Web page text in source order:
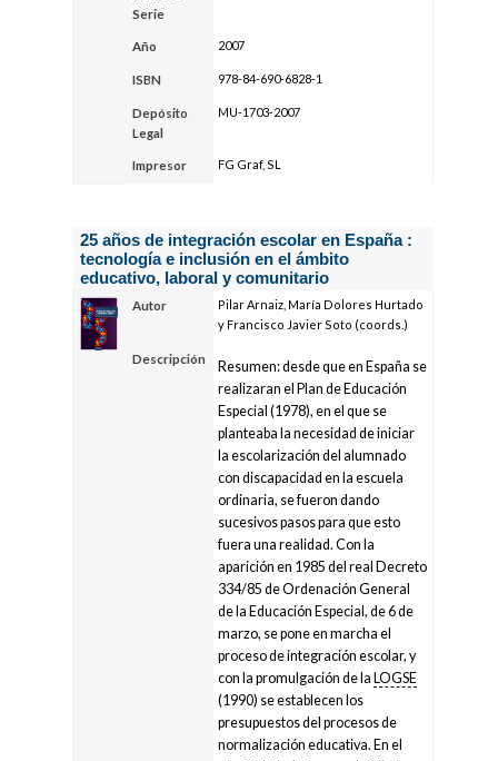
Serie
Año 2007
ISBN 978-84-690-6828-1
Depósito
Legal
MU-1703-2007
Impresor FG Graf, SL
25 años de integración escolar en España :
tecnología e inclusión en el ámbito
educativo, laboral y comunitario
Autor
Pilar Arnaiz, María Dolores Hurtado
y Francisco Javier Soto (coords.)
Descripción
Resumen: desde que en España se
realizaran el Plan de Educación
Especial (1978), en el que se
planteaba la necesidad de iniciar
la escolarización del alumnado
con discapacidad en la escuela
ordinaria, se fueron dando
sucesivos pasos para que esto
fuera una realidad. Con la
aparición en 1985 del real Decreto
334/85 de Ordenación General
de la Educación Especial, de 6 de
marzo, se pone en marcha el
proceso de integración escolar, y
con la promulgación de la LOGSE
(1990) se establecen los
presupuestos del procesos de
normalización educativa. En el